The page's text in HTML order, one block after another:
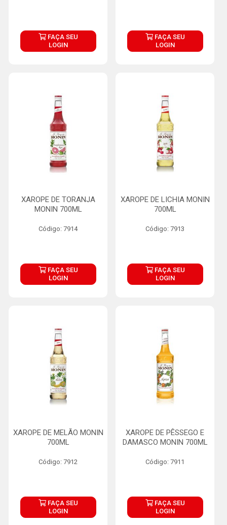
FAÇA SEU
LOGIN
FAÇA SEU
LOGIN
XAROPE DE TORANJA
MONIN 700ML
Código: 7914
FAÇA SEU
LOGIN
XAROPE DE LICHIA MONIN
700ML
Código: 7913
FAÇA SEU
LOGIN
XAROPE DE MELÃO MONIN
700ML
Código: 7912
FAÇA SEU
LOGIN
XAROPE DE PÊSSEGO E
DAMASCO MONIN 700ML
Código: 7911
FAÇA SEU
LOGIN